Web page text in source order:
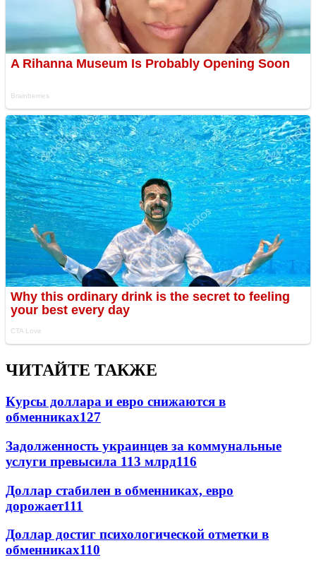
ЧИТАЙТЕ ТАКЖЕ
Курсы доллара и евро снижаются в
обменниках127
Задолженность украинцев за коммунальные
услуги превысила 113 млрд116
Доллар стабилен в обменниках, евро
дорожает111
Доллар достиг психологической отметки в
обменниках110